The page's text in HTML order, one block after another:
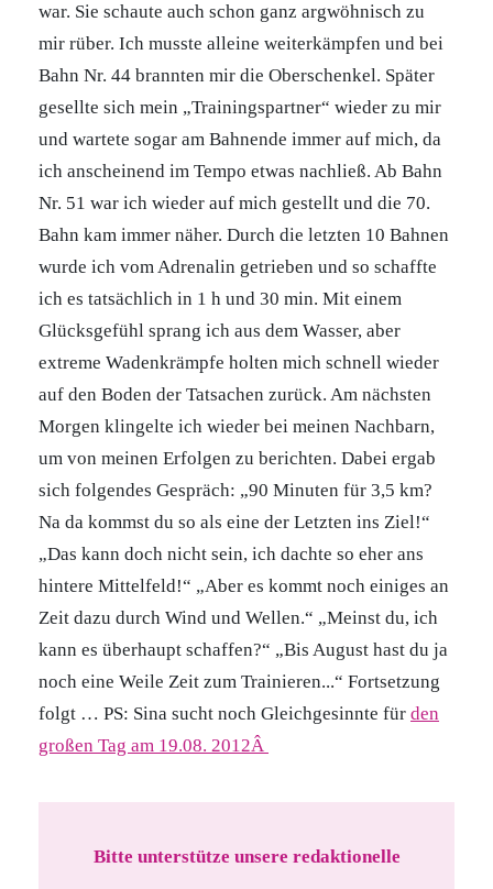
war. Sie schaute auch schon ganz argwöhnisch zu
mir rüber. Ich musste alleine weiterkämpfen und bei
Bahn Nr. 44 brannten mir die Oberschenkel. Später
gesellte sich mein „Trainingspartner“ wieder zu mir
und wartete sogar am Bahnende immer auf mich, da
ich anscheinend im Tempo etwas nachließ. Ab Bahn
Nr. 51 war ich wieder auf mich gestellt und die 70.
Bahn kam immer näher. Durch die letzten 10 Bahnen
wurde ich vom Adrenalin getrieben und so schaffte
ich es tatsächlich in 1 h und 30 min. Mit einem
Glücksgefühl sprang ich aus dem Wasser, aber
extreme Wadenkrämpfe holten mich schnell wieder
auf den Boden der Tatsachen zurück. Am nächsten
Morgen klingelte ich wieder bei meinen Nachbarn,
um von meinen Erfolgen zu berichten. Dabei ergab
sich folgendes Gespräch: „90 Minuten für 3,5 km?
Na da kommst du so als eine der Letzten ins Ziel!“
„Das kann doch nicht sein, ich dachte so eher ans
hintere Mittelfeld!“ „Aber es kommt noch einiges an
Zeit dazu durch Wind und Wellen.“ „Meinst du, ich
kann es überhaupt schaffen?“ „Bis August hast du ja
noch eine Weile Zeit zum Trainieren...“ Fortsetzung
folgt … PS: Sina sucht noch Gleichgesinnte für den
großen Tag am 19.08. 2012Â
Bitte unterstütze unsere redaktionelle